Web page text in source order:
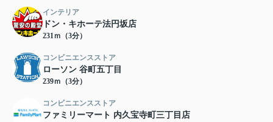
インテリア
ドン・キホーテ法円坂店
231ｍ（3分）
コンビニエンスストア
ローソン 谷町五丁目
239ｍ（3分）
コンビニエンスストア
ファミリーマート 内久宝寺町三丁目店